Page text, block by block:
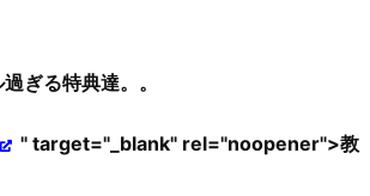
ぎる特典達。。
" target="_blank" rel="noopener">教